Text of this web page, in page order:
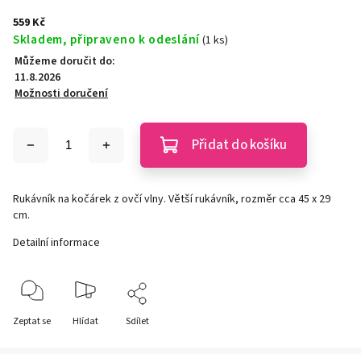
559 Kč
Skladem, připraveno k odeslání(1 ks)
Můžeme doručit do:
11.8.2026
Možnosti doručení
Přidat do košíku
Rukávník na kočárek z ovčí vlny. Větší rukávník, rozměr cca 45 x 29
cm.
Detailní informace
Zeptat se Hlídat Sdílet